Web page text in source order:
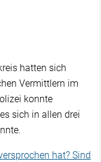
hatten sich
Vermittlern im
konnte
sich in allen drei
hat? Sind